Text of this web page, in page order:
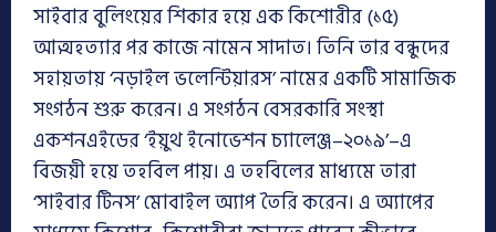
সাইবার বুলিংয়ের শিকার হয়ে এক কিশোরীর (১৫)
আত্মহত্যার পর কাজে নামেন সাদাত। তিনি তার বন্ধুদের
সহায়তায় ‘নড়াইল ভলেন্টিয়ারস’ নামের একটি সামাজিক
সংগঠন শুরু করেন। এ সংগঠন বেসরকারি সংস্থা
একশনএইডের ‘ইয়ুথ ইনোভেশন চ্যালেঞ্জ–২০১৯’–এ
বিজয়ী হয়ে তহবিল পায়। এ তহবিলের মাধ্যমে তারা
‘সাইবার টিনস’ মোবাইল অ্যাপ তৈরি করেন। এ অ্যাপের